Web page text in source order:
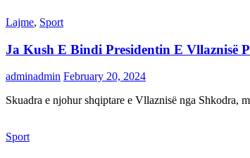
Lajme, Sport
Ja Kush E Bindi Presidentin E Vllaznisë
adminadmin February 20, 2024
Skuadra e njohur shqiptare e Vllaznisë nga Shkodra,
Sport